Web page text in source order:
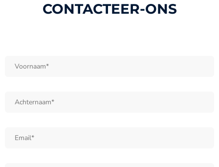
CONTACTEER-ONS